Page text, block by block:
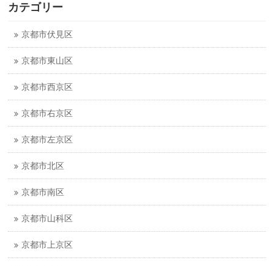
カテゴリー
京都市伏見区
京都市東山区
京都市西京区
京都市右京区
京都市左京区
京都市北区
京都市南区
京都市山科区
京都市上京区